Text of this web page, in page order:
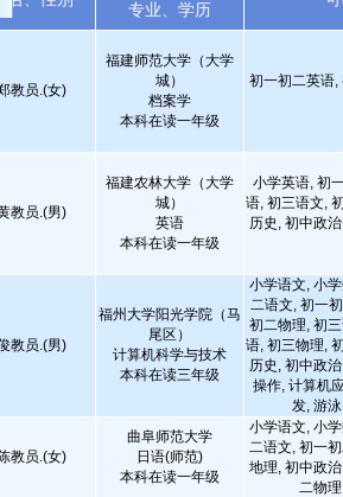
专业、学历
教员.(女)
福建师范大学（大学
城）
档案学
本科在读一年级
初一初二英语,
教员.(男)
福建农林大学（大学
城）
英语
本科在读一年级
小学英语, 初
语, 初三语文,
历史, 初中政
教员.(男)
福州大学阳光学院（马
尾区）
计算机科学与技术
本科在读三年级
小学语文, 小
二语文, 初一
初二物理, 初
语, 初三物理,
历史, 初中政
操作, 计算机
发, 游
教员.(女)
曲阜师范大学
日语(师范)
本科在读一年级
小学语文, 小
二语文, 初一
地理, 初中政
二物